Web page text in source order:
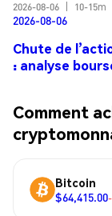
2026-08-06
10-15m
2026-08-06
Chute de
: analyse
Comment
Bitcoin
$64,415.00